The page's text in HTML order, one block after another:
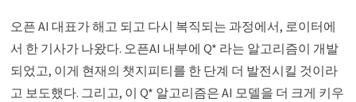
오픈 AI 대표가 해고 되고 다시 복직되는 과정에서, 로이터에
서 한 기사가 나왔다. 오픈AI 내부에 Q* 라는 알고리즘이 개발
되었고, 이게 현재의 챗지피티를 한 단계 더 발전시킬 것이라
고 보도했다. 그리고, 이 Q* 알고리즘은 AI 모델을 더 크게 키우